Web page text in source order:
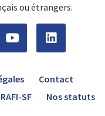
ou étrangers.
Contact
RAFI-SF Nos statuts